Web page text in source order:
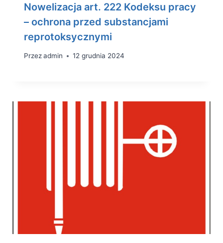
Nowelizacja art. 222 Kodeksu pracy
– ochrona przed substancjami
reprotoksycznymi
Przezadmin 12 grudnia 2024